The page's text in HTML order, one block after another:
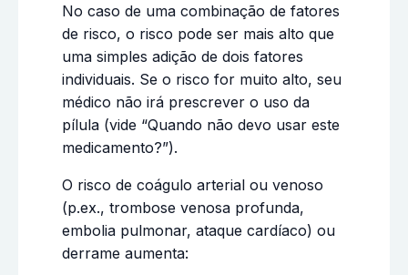
No caso de uma combinação de fatores
de risco, o risco pode ser mais alto que
uma simples adição de dois fatores
individuais. Se o risco for muito alto, seu
médico não irá prescrever o uso da
pílula (vide “Quando não devo usar este
medicamento?”).
O risco de coágulo arterial ou venoso
(p.ex., trombose venosa profunda,
embolia pulmonar, ataque cardíaco) ou
derrame aumenta: